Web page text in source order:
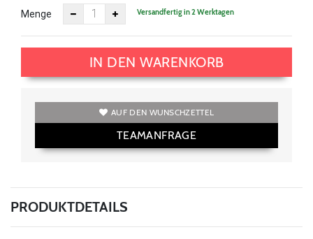
Menge Versandfertig in 2 Werktagen
IN DEN WARENKORB
AUF DEN WUNSCHZETTEL
TEAMANFRAGE
PRODUKTDETAILS